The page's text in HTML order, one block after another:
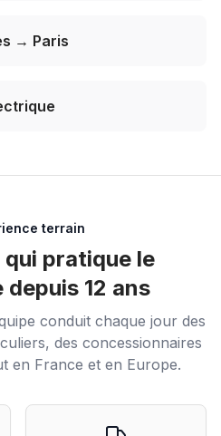
→ Paris
terrain
qui pratique le
12 ans
conduit chaque jour des
des concessionnaires
en France et en Europe.